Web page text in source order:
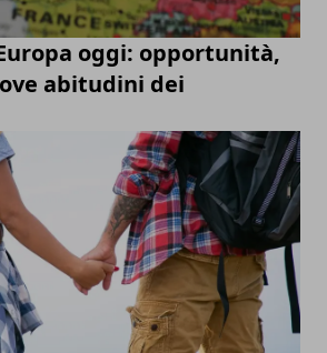
oggi: opportunità,
abitudini dei